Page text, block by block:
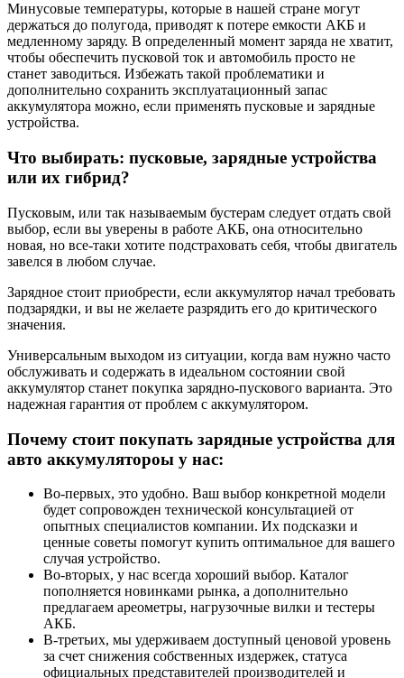
Минусовые температуры, которые в нашей стране могут
держаться до полугода, приводят к потере емкости АКБ и
медленному заряду. В определенный момент заряда не хватит,
чтобы обеспечить пусковой ток и автомобиль просто не
станет заводиться. Избежать такой проблематики и
дополнительно сохранить эксплуатационный запас
аккумулятора можно, если применять пусковые и зарядные
устройства.
Что выбирать: пусковые, зарядные устройства
или их гибрид?
Пусковым, или так называемым бустерам следует отдать свой
выбор, если вы уверены в работе АКБ, она относительно
новая, но все-таки хотите подстраховать себя, чтобы двигатель
завелся в любом случае.
Зарядное стоит приобрести, если аккумулятор начал требовать
подзарядки, и вы не желаете разрядить его до критического
значения.
Универсальным выходом из ситуации, когда вам нужно часто
обслуживать и содержать в идеальном состоянии свой
аккумулятор станет покупка зарядно-пускового варианта. Это
надежная гарантия от проблем с аккумулятором.
Почему стоит покупать зарядные устройства для
авто аккумулятороы у нас:
Во-первых, это удобно. Ваш выбор конкретной модели
будет сопровожден технической консультацией от
опытных специалистов компании. Их подсказки и
ценные советы помогут купить оптимальное для вашего
случая устройство.
Во-вторых, у нас всегда хороший выбор. Каталог
пополняется новинками рынка, а дополнительно
предлагаем ареометры, нагрузочные вилки и тестеры
АКБ.
В-третьих, мы удерживаем доступный ценовой уровень
за счет снижения собственных издержек, статуса
официальных представителей производителей и